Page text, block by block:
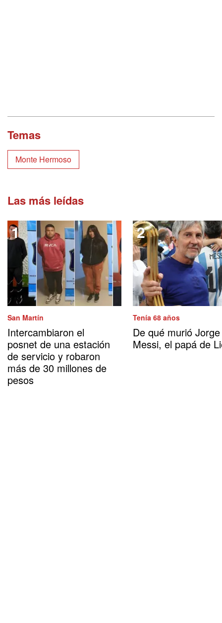
Temas
Monte Hermoso
Las más leídas
San Martín
Intercambiaron el
posnet de una estación
de servicio y robaron
más de 30 millones de
pesos
Tenía 68 años
De qué murió Jorge
Messi, el papá de